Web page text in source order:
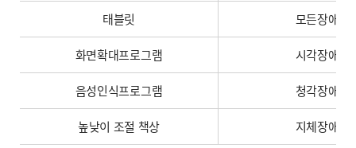
태블릿 모든장애
화면확대프로그램 시각장애
음성인식프로그램 청각장애
높낮이 조절 책상 지체장애